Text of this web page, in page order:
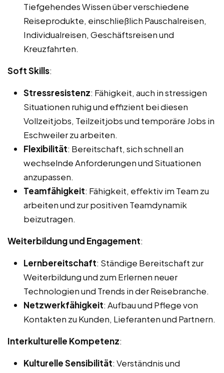
Tiefgehendes Wissen über verschiedene
Reiseprodukte, einschließlich Pauschalreisen,
Individualreisen, Geschäftsreisen und
Kreuzfahrten.
Soft Skills:
Stressresistenz: Fähigkeit, auch in stressigen
Situationen ruhig und effizient bei diesen
Vollzeitjobs, Teilzeitjobs und temporäre Jobs in
Eschweiler zu arbeiten.
Flexibilität: Bereitschaft, sich schnell an
wechselnde Anforderungen und Situationen
anzupassen.
Teamfähigkeit: Fähigkeit, effektiv im Team zu
arbeiten und zur positiven Teamdynamik
beizutragen.
Weiterbildung und Engagement:
Lernbereitschaft: Ständige Bereitschaft zur
Weiterbildung und zum Erlernen neuer
Technologien und Trends in der Reisebranche.
Netzwerkfähigkeit: Aufbau und Pflege von
Kontakten zu Kunden, Lieferanten und Partnern.
Interkulturelle Kompetenz:
Kulturelle Sensibilität: Verständnis und